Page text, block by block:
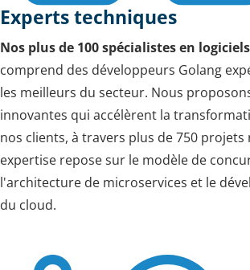
Experts techniques
Nos plus de 100 spécialistes en logiciels
comprend des développeurs Golang
les meilleurs du secteur. Nous
innovantes qui accélèrent la
nos clients, à travers plus de 750 projets
expertise repose sur le modèle de
l'architecture de microservices et le
du cloud.